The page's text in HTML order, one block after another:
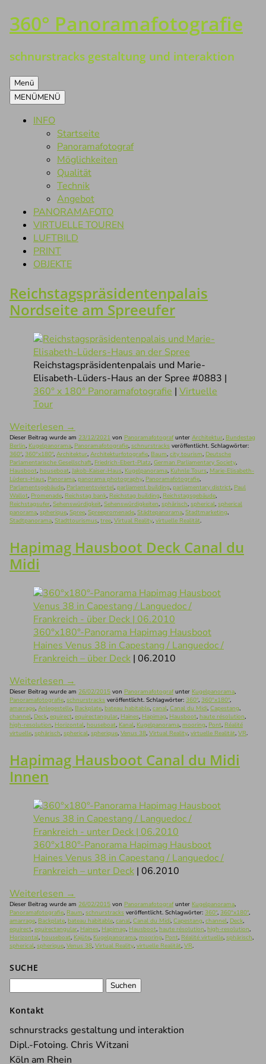
Zum
Inhalt
360° Panoramafotografie
schnurstracks gestaltung und interaktion
Menü
MENÜMENÜ
INFO
Startseite
Panoramafotograf
Möglichkeiten
Qualität
Technik
Angebot
PANORAMAFOTO
VIRTUELLE TOUREN
LUFTBILD
PRINT
OBJEKTE
Reichstagspräsidentenpalais
Nordseite am Spreeufer
Reichstagspräsidentenpalais und Marie-
Elisabeth-Lüders-Haus an der Spree #0883 |
360° x 180° Panoramafotografie | Virtuelle
Tour
Weiterlesen →
Dieser Beitrag wurde am 23/12/2021 von Panoramafotografunter Architektur, Bundestag
Berlin, Kugelpanorama, Panoramafotografie, schnurstracks veröffentlicht. Schlagwörter:
360°, 360°x180°, Architektur, Architekturfotografie, Baum, city tourism, Deutsche
Parlamentarische Gesellschaft, Friedrich-Ebert-Platz, German Parliamentary Society,
Hausboot, houseboat, Jakob-Kaiser-Haus, Kugelpanorama, Kuhnle Tours, Marie-Elisabeth-
Lüders-Haus, Panorama, panorama photography, Panoramafotografie,
Parlamentsgebäude, Parlamentsviertel, parliament building, parliamentary district, Paul
Wallot, Promenade, Reichstag bank, Reichstag building, Reichstagsgebäude,
Reichstagsufer, Sehenswürdigkeit, Sehenswürdigkeiten, sphärisch, spherical, spherical
panorama, spherique, Spree, Spreepromenade, Städtepanorama, Stadtmarketing,
Stadtpanorama, Stadttourismus, tree, Virtual Reality, virtuelle Realität.
Hapimag Hausboot Deck Canal du
Midi
360°x180°-Panorama Hapimag Hausboot
Haines Venus 38 in Capestang / Languedoc /
Frankreich – über Deck | 06.2010
Weiterlesen →
Dieser Beitrag wurde am 26/02/2015 von Panoramafotografunter Kugelpanorama,
Panoramafotografie, schnurstracks veröffentlicht. Schlagwörter: 360°, 360°x180°,
amarrage, Anlegestelle, Backplate, bateau habitable, canal, Canal du Midi, Capestang,
channel, Deck, equirect, equirectangular, Haines, Hapimag, Hausboot, haute résolution,
high-resolution, Horizontal, houseboat, Kanal, Kugelpanorama, mooring, Pont, Réalité
virtuelle, sphärisch, spherical, spherique, Venus 38, Virtual Reality, virtuelle Realität, VR.
Hapimag Hausboot Canal du Midi
Innen
360°x180°-Panorama Hapimag Hausboot
Haines Venus 38 in Capestang / Languedoc /
Frankreich – unter Deck | 06.2010
Weiterlesen →
Dieser Beitrag wurde am 26/02/2015 von Panoramafotografunter Kugelpanorama,
Panoramafotografie, Raum, schnurstracks veröffentlicht. Schlagwörter: 360°, 360°x180°,
amarrage, Backplate, bateau habitable, canal, Canal du Midi, Capestang, channel, Deck,
equirect, equirectangular, Haines, Hapimag, Hausboot, haute résolution, high-resolution,
Horizontal, houseboat, Kajüte, Kugelpanorama, mooring, Pont, Réalité virtuelle, sphärisch,
spherical, spherique, Venus 38, Virtual Reality, virtuelle Realität, VR.
SUCHE
Kontakt
schnurstracks gestaltung und interaktion
Dipl.-Fotoing. Chris Witzani
Köln am Rhein